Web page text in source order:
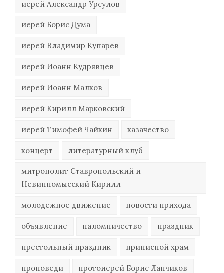
иерей Александр Урсулов
иерей Борис Дума
иерей Владимир Купарев
иерей Иоанн Кудрявцев
иерей Иоанн Малков
иерей Кирилл Марковский
иерей Тимофей Чайкин казачество
концерт литературный клуб
митрополит Ставропольский и
Невинномысский Кирилл
молодежное движение новости прихода
объявление паломничество праздник
престольный праздник приписной храм
проповеди протоиерей Борис Ланчиков